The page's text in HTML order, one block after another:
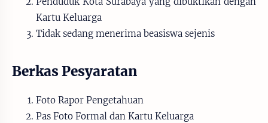
Kartu Keluarga
Tidak sedang menerima beasiswa sejenis
Berkas Pesyaratan
Foto Rapor Pengetahuan
Pas Foto Formal dan Kartu Keluarga